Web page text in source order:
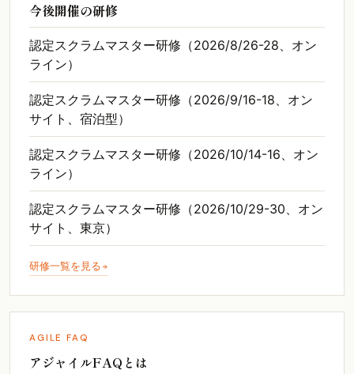
今後開催の研修
認定スクラムマスター研修（2026/8/26-28、オン
ライン）
認定スクラムマスター研修（2026/9/16-18、オン
サイト、宿泊型）
認定スクラムマスター研修（2026/10/14-16、オン
ライン）
認定スクラムマスター研修（2026/10/29-30、オン
サイト、東京）
研修一覧を見る
AGILE FAQ
アジャイルFAQとは